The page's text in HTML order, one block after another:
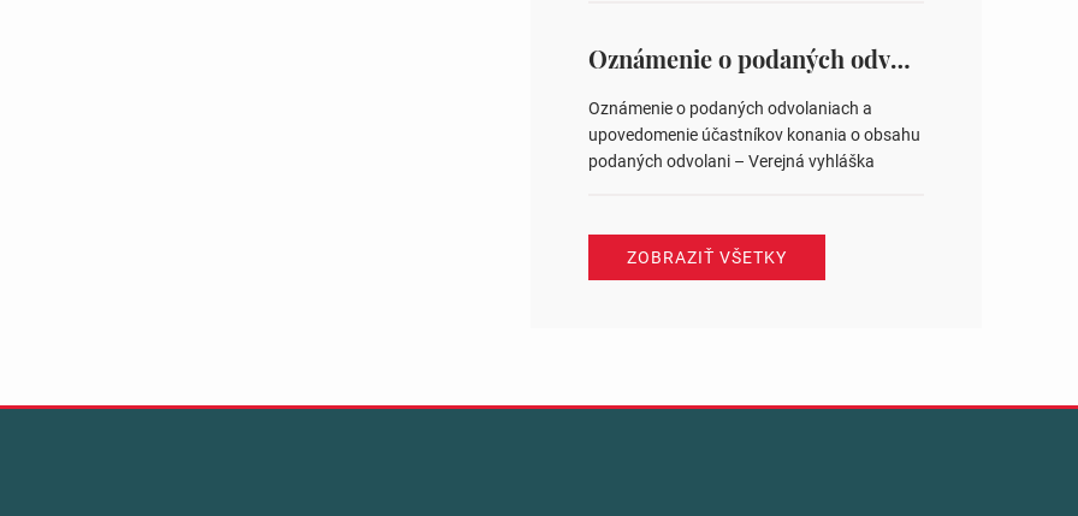
ysledky.html
Oznámenie o podaných odvolaniach a upovedomenie účastníkov konania o obsahu podaných odvolani – Verejná vyhláška
Oznámenie o podaných odvolaniach a
upovedomenie účastníkov konania o obsahu
podaných odvolani – Verejná vyhláška
ZOBRAZIŤ VŠETKY